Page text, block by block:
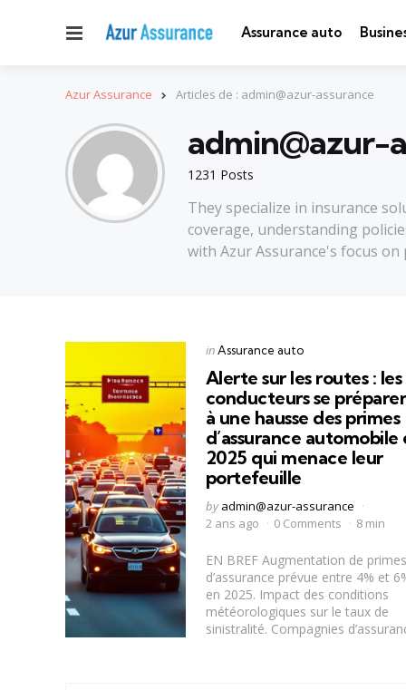
Menu Assurance auto
Azur Assurance Articles de : admin@azur-assurance
1231 Posts
admin@azur-
They specialize in insurance
coverage, understanding
with Azur Assurance's focus
Categories
Posted
in Assurance auto
Alerte sur les routes : les
conducteurs se
à une hausse des primes
d’assurance automobile
2025 qui menace leur
portefeuille
Posted
by
by admin@azur-assurance
2 ans ago
0 Comments 8 min
EN BREF Augmentation de primes
d’assurance prévue entre 4% et
en 2025. Impact des conditions
météorologiques sur le taux de
sinistralité. Compagnies